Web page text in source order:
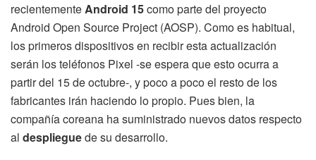
recientementeAndroid 15como parte del proyecto
Android Open Source Project (AOSP). Como es habitual,
los primeros dispositivos en recibir esta actualización
serán los teléfonos Pixel -se espera que esto ocurra a
partir del 15 de octubre-, y poco a poco el resto de los
fabricantes irán haciendo lo propio. Pues bien, la
compañía coreana ha suministrado nuevos datos respecto
al desplieguede su desarrollo.